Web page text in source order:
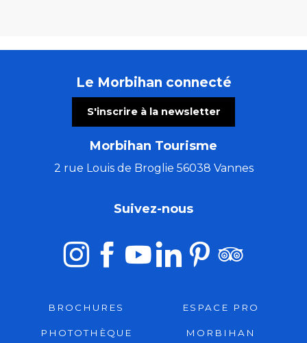
Le Morbihan connecté
S'inscrire à la newsletter
Morbihan Tourisme
2 rue Louis de Broglie 56038 Vannes
Suivez-nous
BROCHURES ESPACE PRO
PHOTOTHÈQUE
MORBIHAN